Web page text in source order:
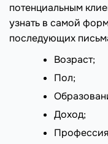
потенциальным
узнать в самой
последующих
Возраст;
Пол;
Доход;